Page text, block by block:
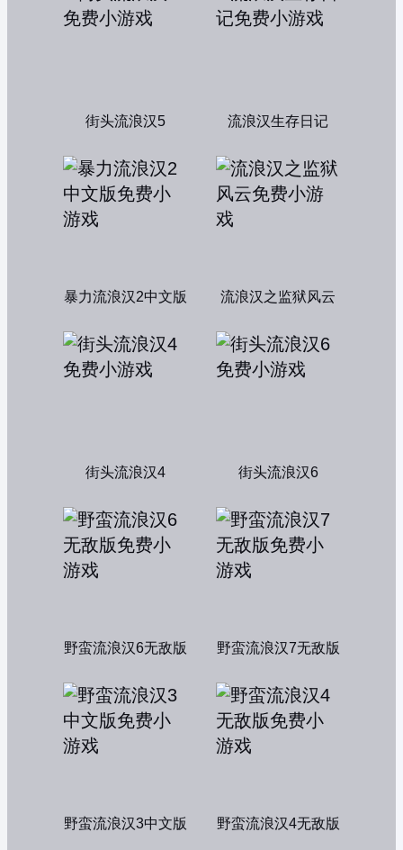
街头流浪汉5 流浪汉生存日记
暴力流浪汉2中文版 流浪汉之监狱风云
街头流浪汉4 街头流浪汉6
野蛮流浪汉6无敌版 野蛮流浪汉7无敌版
野蛮流浪汉3中文版 野蛮流浪汉4无敌版